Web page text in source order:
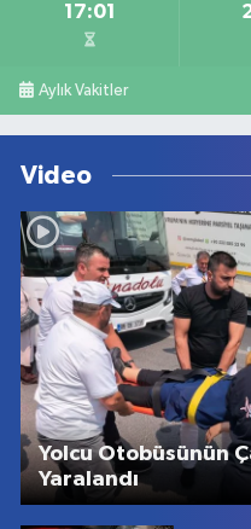
17:01
Aylık Vakitler
Video
Yolcu Otobüsünün
Yaralandı